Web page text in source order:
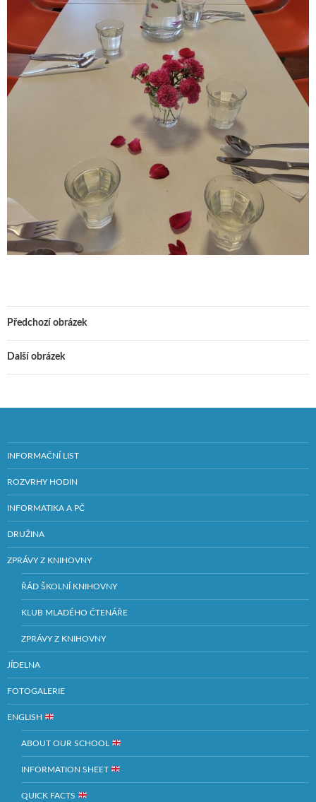
Předchozí obrázek
Další obrázek
INFORMAČNÍ LIST
ROZVRHY HODIN
INFORMATIKA A PČ
DRUŽINA
ZPRÁVY Z KNIHOVNY
ŘÁD ŠKOLNÍ KNIHOVNY
KLUB MLADÉHO ČTENÁŘE
ZPRÁVY Z KNIHOVNY
JÍDELNA
FOTOGALERIE
ENGLISH
ABOUT OUR SCHOOL
INFORMATION SHEET
QUICK FACTS